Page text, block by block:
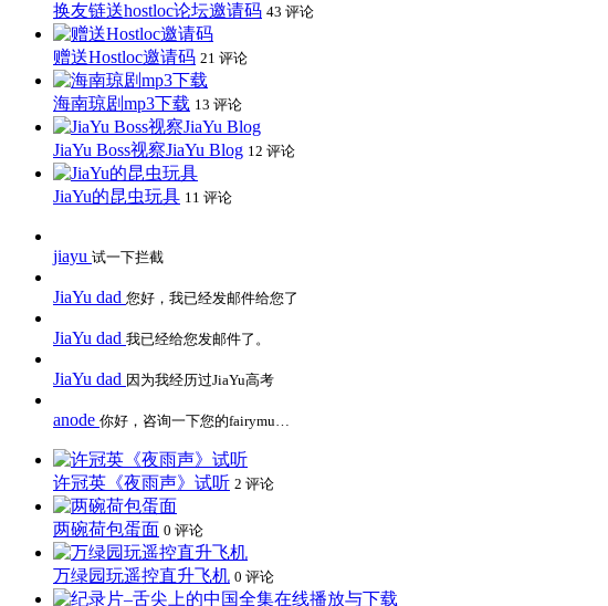
换友链送hostloc论坛邀请码 43 评论
赠送Hostloc邀请码 21 评论
海南琼剧mp3下载 13 评论
JiaYu Boss视察JiaYu Blog 12 评论
JiaYu的昆虫玩具 11 评论
jiayu 试一下拦截
JiaYu dad 您好，我已经发邮件给您了
JiaYu dad 我已经给您发邮件了。
JiaYu dad 因为我经历过JiaYu高考
anode 你好，咨询一下您的fairymu…
许冠英《夜雨声》试听 2 评论
两碗荷包蛋面 0 评论
万绿园玩遥控直升飞机 0 评论